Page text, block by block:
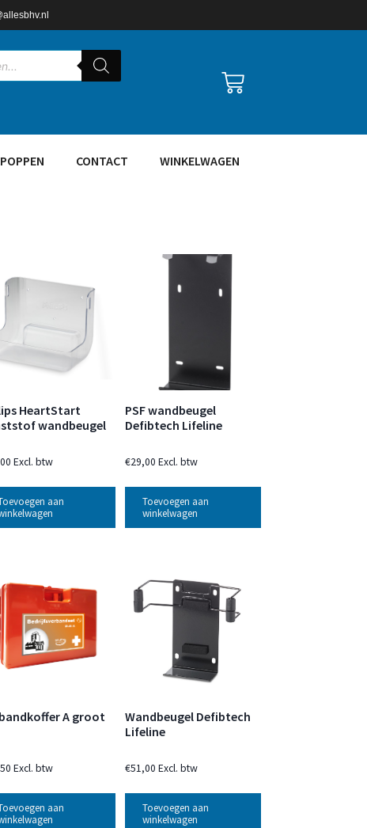
CONTACT WINKELWAGEN
HeartStart
wandbeugel
Excl. btw
aan
PSF wandbeugel
Defibtech Lifeline
€29,00 Excl. btw
Toevoegen aan
winkelwagen
A groot
Excl. btw
aan
Wandbeugel Defibtech
Lifeline
€51,00 Excl. btw
Toevoegen aan
winkelwagen